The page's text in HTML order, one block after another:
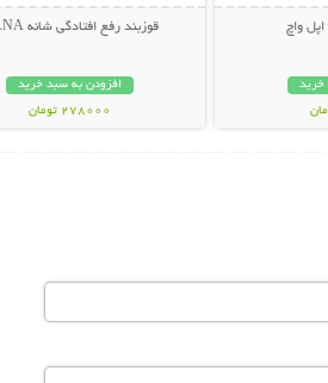
خرید
قوزبند رفع افتادگی شانه HANA
افزودن به سبد خرید
278000 تومان